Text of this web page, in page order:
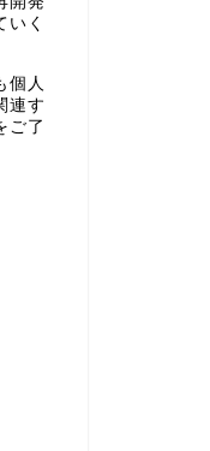
く
個人
連す
ご了